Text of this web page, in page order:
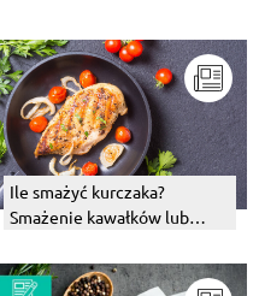
Ile smażyć kurczaka?
Smażenie kawałków lub
czym?